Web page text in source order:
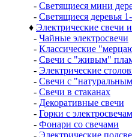
- Светящиеся мини
- Светящиеся деревья
♦ Электрические свечи
- Чайные электросвечи
- Классические
- Свечи с "живым"
- Электрические
- Свечи с
- Свечи в стаканах
- Декоративные свечи
- Горки с
- Фонари со свечами
- Электрические